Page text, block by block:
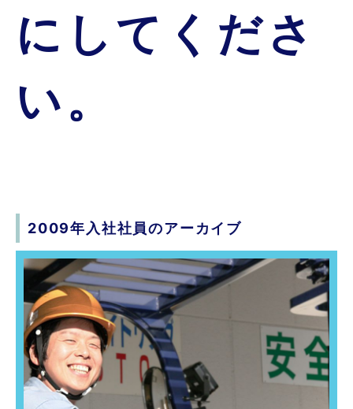
にしてくださ
い。
2009年入社社員のアーカイブ